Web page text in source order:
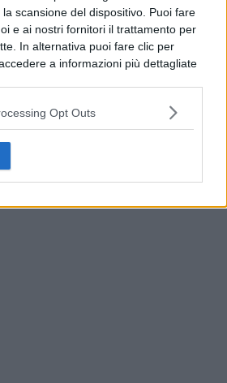
scansione del dispositivo. Puoi fare
e ai nostri fornitori il trattamento per
In alternativa puoi fare clic per
a informazioni più dettagliate
il tuo consenso, ma hai il diritto di
Le tue preferenze si
momento ritornando su questo sito o
informativa sulla riservatezza.
Opt Outs
a un’anziana e si nasconde tra i